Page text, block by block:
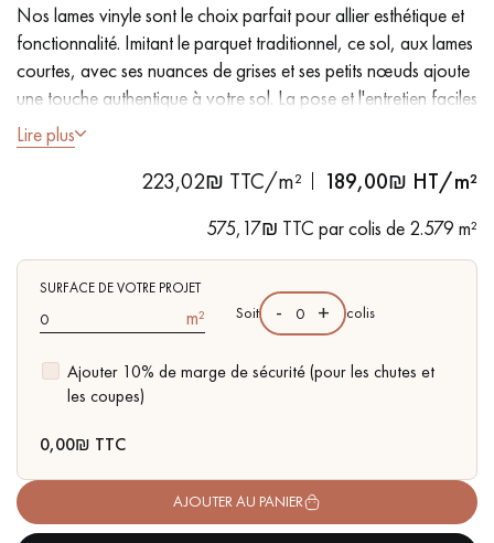
Nos conseillers sont disponibles au
09-8899140
pas dans le choix et la pose de votre parquet.
Un expert Décoplus Parquets vous appelle
Nos lames vinyle sont le choix parfait pour allier esthétique et
fonctionnalité. Imitant le parquet traditionnel, ce sol, aux lames
courtes, avec ses nuances de grises et ses petits nœuds ajoute
une touche authentique à votre sol. La pose et l'entretien faciles
en font une solution pratique..
- Lames Largeur 23,2 cm
- Adapté aux passages fréquents
- Compatible pièces d'eau
- Facilité de pose : système d'emboitement simple à plat I4F
Lire plus
223,02₪ TTC/m² 189,00₪ HT/m²
575,17₪ TTC par colis de 2.579 m²
SURFACE DE VOTRE PROJET
m²
Ajouter 10% de marge de sécurité (pour les chutes et
les coupes)
Soit - + colis
0,00₪ TTC
AJOUTER AU PANIER